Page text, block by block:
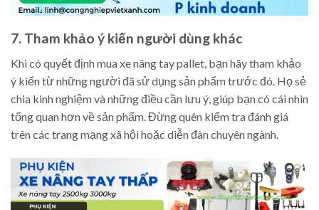
7. Tham khảo ý kiến người dùng khác
Khi có quyết định mua xe nâng tay pallet, bạn hãy tham khảo
ý kiến từ những người đã sử dụng sản phẩm trước đó. Họ sẻ
chia kinh nghiệm và những điều cần lưu ý, giúp bạn có cái nhìn
tổng quan hơn về sản phẩm. Đừng quên kiểm tra đánh giá
trên các trang mạng xã hội hoặc diễn đàn chuyên ngành.